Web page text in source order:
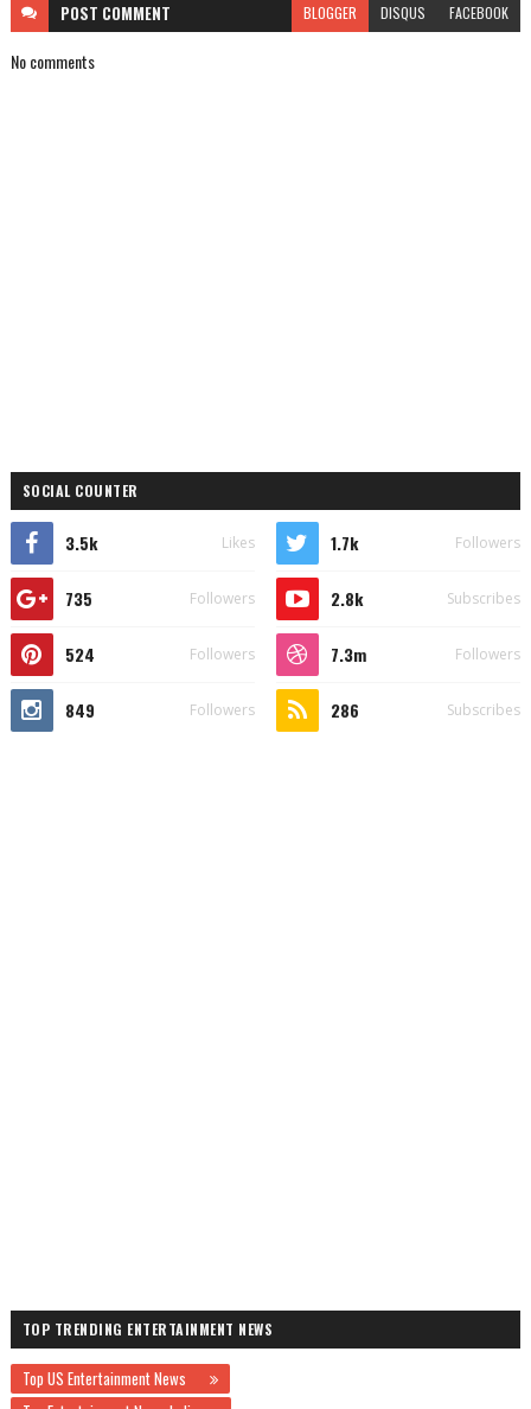
POST COMMENT BLOGGER DISQUS FACEBOOK
No comments
SOCIAL COUNTER
3.5k Likes 1.7k Followers
735 Followers 2.8k Subscribes
524 Followers 7.3m Followers
849 Followers 286 Subscribes
TOP TRENDING ENTERTAINMENT NEWS
Top US Entertainment News